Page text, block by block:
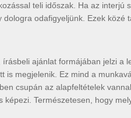
teli időszak. Ha az
odafigyeljünk. Ezek
ajánlat formájában jelzi a
is megjelenik. Ez mind a
csupán az alapfeltételek
Természetesen, hogy